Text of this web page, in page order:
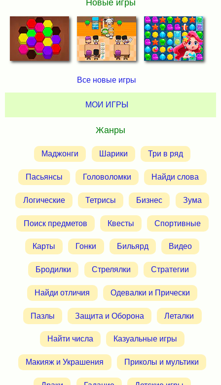
Новые игры
Все новые игры
МОИ ИГРЫ
Жанры
Маджонги Шарики Три в ряд
Пасьянсы Головоломки Найди слова
Логические Тетрисы Бизнес Зума
Поиск предметов Квесты Спортивные
Карты Гонки Бильярд Видео
Бродилки Стрелялки Стратегии
Найди отличия Одевалки и Прически
Пазлы Защита и Оборона Леталки
Найти числа Казуальные игры
Макияж и Украшения Приколы и мультики